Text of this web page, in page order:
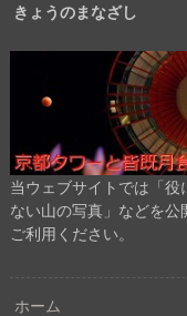
きょうのまなざし
当ウェブサイトでは「
ない山の写真」などを
ご利用ください。
ホーム